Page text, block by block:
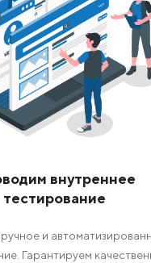
внутреннее
тестирование
и
Гарантируем